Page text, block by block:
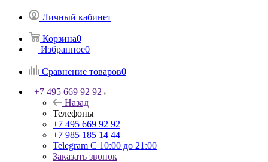
Личный кабинет
Корзина0
Избранное0
Сравнение товаров0
+7 495 669 92 92
Назад
Телефоны
+7 495 669 92 92
+7 985 185 14 44
Telegram С 10:00 до 21:00
Заказать звонок